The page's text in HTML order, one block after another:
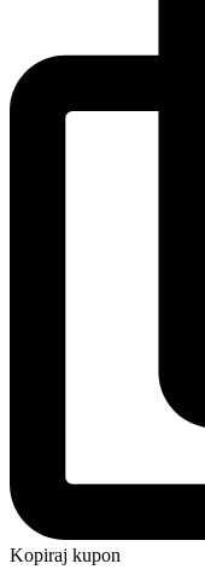
Kopiraj kupon